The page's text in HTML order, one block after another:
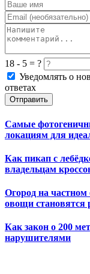
18 - 5 = ?
Уведомлять о
ответах
Отправить
Самые
локациям для
Как пикап с
владельцам
Огород на
овощи становятся
Как закон о 200
нарушителями